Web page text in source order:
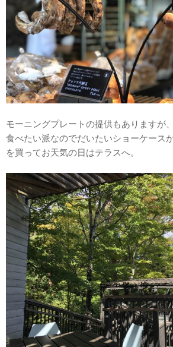
モーニングプレートの提供もありますが
食べたい派なのでだいたいショーケース
を買ってお天気の日はテラスへ。